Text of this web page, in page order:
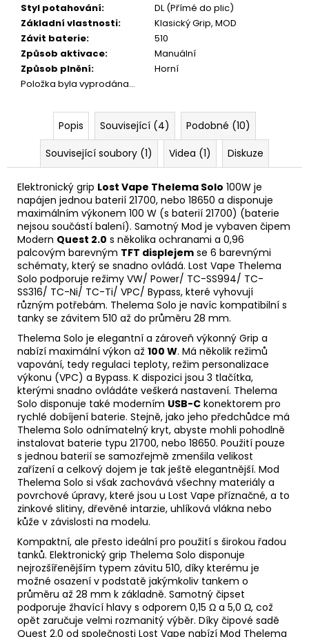
Styl potahování:
DL (Přímé do plic)
Základní vlastnosti:
Klasický Grip, MOD
Závit baterie:
510
Způsob aktivace:
Manuální
Způsob plnění:
Horní
Položka byla vyprodána…
Popis Související (4)
Podobné (10)
Související soubory (1)
Videa (1) Diskuze
Elektronický grip Lost Vape Thelema Solo 100W je
napájen jednou baterií 21700, nebo 18650 a disponuje
maximálním výkonem 100 W (s baterií 21700) (baterie
nejsou součástí balení). Samotný Mod je vybaven čipem
Modern Quest 2.0 s několika ochranami a 0,96
palcovým barevným TFT displejem se 6 barevnými
schématy, který se snadno ovládá. Lost Vape Thelema
Solo podporuje režimy VW/ Power/ TC-SS994/ TC-
SS316/ TC-Ni/ TC-Ti/ VPC/ Bypass, které vyhovují
různým potřebám. Thelema Solo je navíc kompatibilní s
tanky se závitem 510 až do průměru 28 mm.
Thelema Solo je elegantní a zároveň výkonný Grip a
nabízí maximální výkon až 100 W. Má několik režimů
vapování, tedy regulaci teploty, režim personalizace
výkonu (VPC) a Bypass. K dispozici jsou 3 tlačítka,
kterými snadno ovládáte veškerá nastavení. Thelema
Solo disponuje také moderním USB-C konektorem pro
rychlé dobíjení baterie. Stejně, jako jeho předchůdce má
Thelema Solo odnímatelný kryt, abyste mohli pohodlně
instalovat baterie typu 21700, nebo 18650. Použití pouze
s jednou baterií se samozřejmě zmenšila velikost
zařízení a celkový dojem je tak ještě elegantnější. Mod
Thelema Solo si však zachovává všechny materiály a
povrchové úpravy, které jsou u Lost Vape příznačné, a to
zinkové slitiny, dřevěné intarzie, uhlíková vlákna nebo
kůže v závislosti na modelu.
Kompaktní, ale přesto ideální pro použití s širokou řadou
tanků. Elektronický grip Thelema Solo disponuje
nejrozšířenějším typem závitu 510, díky kterému je
možné osazení v podstatě jakýmkoliv tankem o
průměru až 28 mm k základně. Samotný čipset
podporuje žhavící hlavy s odporem 0,15 Ω a 5,0 Ω, což
opět zaručuje velmi rozmanitý výběr. Díky čipové sadě
Quest 2.0 od společnosti Lost Vape nabízí Mod Thelema